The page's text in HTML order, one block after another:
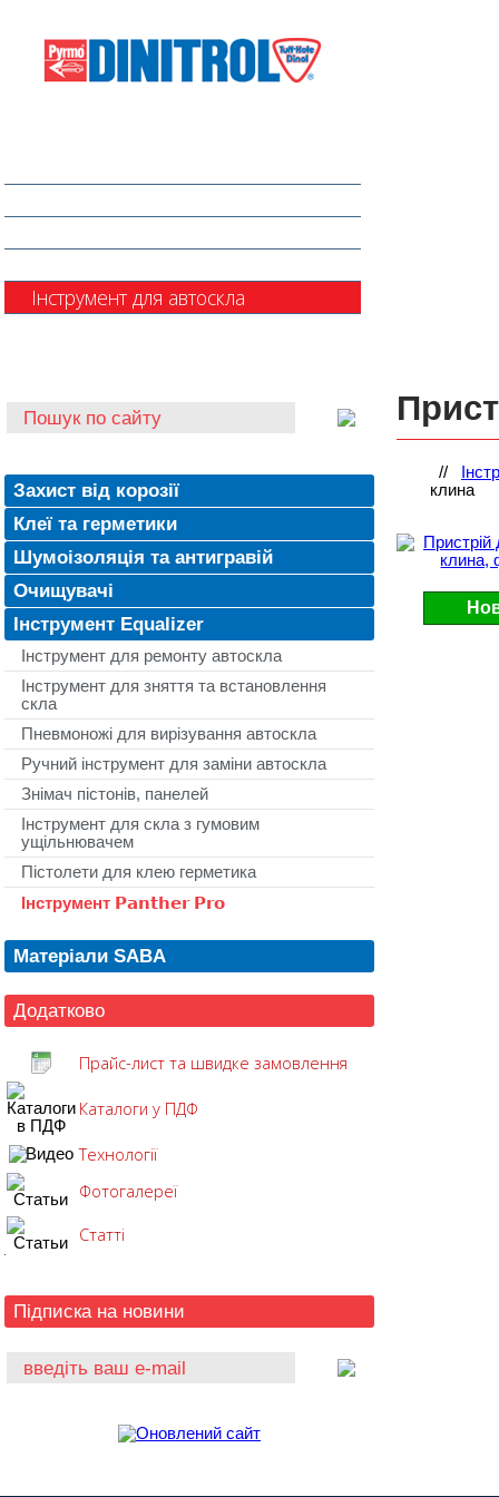
Інструмент для автоскла
Захист від корозії
Клеї та герметики
Шумоізоляція та антигравій
Очищувачі
Інструмент Equalizer
Інструмент для ремонту автоскла
Інструмент для зняття та встановлення
скла
Пневмоножі для вирізування автоскла
Ручний інструмент для заміни автоскла
Знімач пістонів, панелей
Інструмент для скла з гумовим
ущільнювачем
Пістолети для клею герметика
Інструмент 𝗣𝗮𝗻𝘁𝗵𝗲𝗿 𝗣𝗿𝗼
Матеріали SABA
Додатково
Прайс-лист та швидке замовлення
Каталоги у ПДФ
Технології
Фотогалереї
Статті
Підписка на новини
//
клина